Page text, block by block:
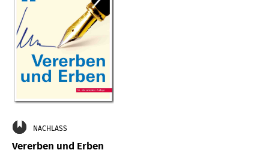
NACHLASS
Vererben und Erben